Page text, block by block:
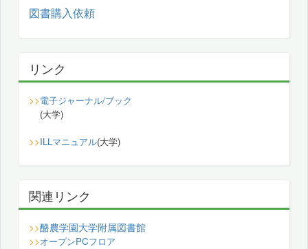
図書購入依頼
リンク
>>電子ジャーナル/ブック
(大学)
>>ILLマニュアル(大学)
関連リンク
>>酪農学園大学附属図書館
>>オープンPCフロア